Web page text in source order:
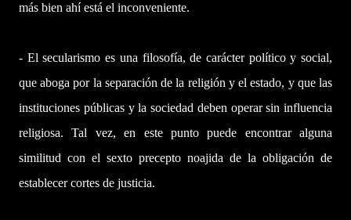
más bien ahí está el inconveniente.
- El secularismo es una filosofía, de carácter político y social,
que aboga por la separación de la religión y el estado, y que las
instituciones públicas y la sociedad deben operar sin influencia
religiosa. Tal vez, en este punto puede encontrar alguna
similitud con el sexto precepto noajida de la obligación de
establecer cortes de justicia.